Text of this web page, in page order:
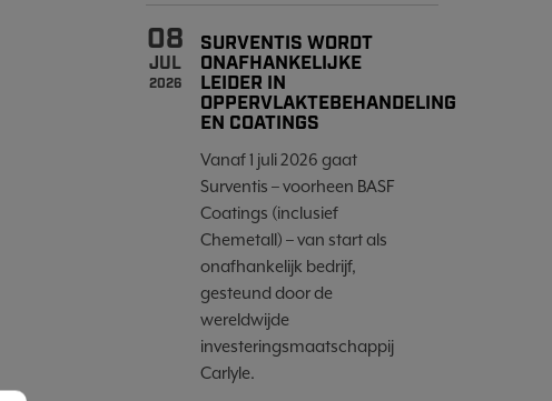
08
JUL
2026
SURVENTIS WORDT
ONAFHANKELIJKE
LEIDER IN
OPPERVLAKTEBEHANDELING
EN COATINGS
Vanaf 1 juli 2026 gaat
Surventis – voorheen BASF
Coatings (inclusief
Chemetall) – van start als
onafhankelijk bedrijf,
gesteund door de
wereldwijde
investeringsmaatschappij
Carlyle.